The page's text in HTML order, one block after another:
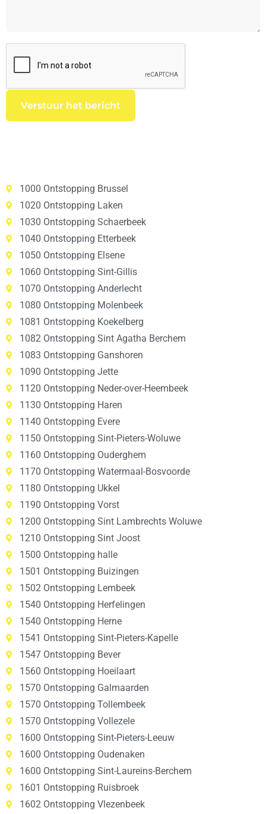
1000 Ontstopping Brussel
1020 Ontstopping Laken
1030 Ontstopping Schaerbeek
1040 Ontstopping Etterbeek
1050 Ontstopping Elsene
1060 Ontstopping Sint-Gillis
1070 Ontstopping Anderlecht
1080 Ontstopping Molenbeek
1081 Ontstopping Koekelberg
1082 Ontstopping Sint Agatha Berchem
1083 Ontstopping Ganshoren
1090 Ontstopping Jette
1120 Ontstopping Neder-over-Heembeek
1130 Ontstopping Haren
1140 Ontstopping Evere
1150 Ontstopping Sint-Pieters-Woluwe
1160 Ontstopping Ouderghem
1170 Ontstopping Watermaal-Bosvoorde
1180 Ontstopping Ukkel
1190 Ontstopping Vorst
1200 Ontstopping Sint Lambrechts Woluwe
1210 Ontstopping Sint Joost
1500 Ontstopping halle
1501 Ontstopping Buizingen
1502 Ontstopping Lembeek
1540 Ontstopping Herfelingen
1540 Ontstopping Herne
1541 Ontstopping Sint-Pieters-Kapelle
1547 Ontstopping Bever
1560 Ontstopping Hoeilaart
1570 Ontstopping Galmaarden
1570 Ontstopping Tollembeek
1570 Ontstopping Vollezele
1600 Ontstopping Sint-Pieters-Leeuw
1600 Ontstopping Oudenaken
1600 Ontstopping Sint-Laureins-Berchem
1601 Ontstopping Ruisbroek
1602 Ontstopping Vlezenbeek